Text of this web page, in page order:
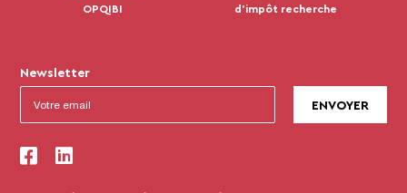
OPQIBI
d'impôt recherche
Newsletter